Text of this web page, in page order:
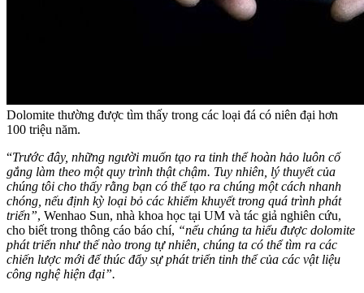
Dolomite thường được tìm thấy trong các loại đá có niên đại hơn
100 triệu năm.
“Trước đây, những người muốn tạo ra tinh thể hoàn hảo luôn cố
gắng làm theo một quy trình thật chậm. Tuy nhiên, lý thuyết của
chúng tôi cho thấy rằng bạn có thể tạo ra chúng một cách nhanh
chóng, nếu định kỳ loại bỏ các khiếm khuyết trong quá trình phát
triển”, Wenhao Sun, nhà khoa học tại UM và tác giả nghiên cứu,
cho biết trong thông cáo báo chí, “nếu chúng ta hiểu được dolomite
phát triển như thế nào trong tự nhiên, chúng ta có thể tìm ra các
chiến lược mới để thúc đẩy sự phát triển tinh thể của các vật liệu
công nghệhiện đại”.